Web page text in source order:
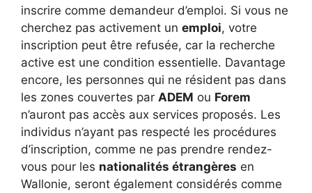
inscrire comme demandeur d’emploi. Si vous ne
cherchez pas activement un emploi, votre
inscription peut être refusée, car la recherche
active est une condition essentielle. Davantage
encore, les personnes qui ne résident pas dans
les zones couvertes par ADEM ou Forem
n’auront pas accès aux services proposés. Les
individus n’ayant pas respecté les procédures
d’inscription, comme ne pas prendre rendez-
vous pour les nationalités étrangères en
Wallonie, seront également considérés comme